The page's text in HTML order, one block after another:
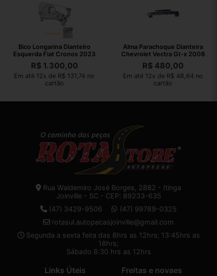
Bico Longarina Dianteiro
Esquerda Fiat Cronos 2023
R$1.300,00
Em até 12x de R$ 131,74 no
cartão
Alma Parachoque Dianteira
Chevrolet Vectra Gt-x 2008
R$480,00
Em até 12x de R$ 48,64 no
cartão
Rua Waldemiro José Borges, 2882 - Itinga
Joinville - SC - CEP: 89233-635
(47) 3429-9506
(47) 99789-0325
rotasul.autopecasjoinville@gmail.com
Segunda a sexta feira das 8hrs as 12hrs; 13:45hrs as
18hrs;
Sábado 8:30 hrs as 12hrs
Links Úteis
Freitas e novaes